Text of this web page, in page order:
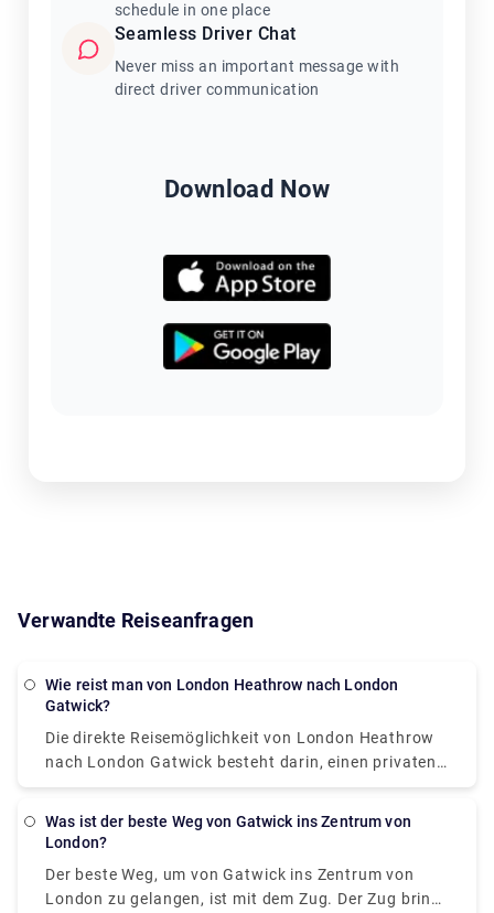
schedule in one place
Seamless Driver Chat
Never miss an important message with
direct driver communication
Download Now
Verwandte Reiseanfragen
Wie reist man von London Heathrow nach London
Gatwick?
Die direkte Reisemöglichkeit von London Heathrow
nach London Gatwick besteht darin, einen privaten
Transfer oder Transferservice zu nutzen. Es dauert
auf unserer Website Rydeu einen privaten
zu einem fairen Preis freischalten.
Was ist der beste Weg von Gatwick ins Zentrum von
London?
Der beste Weg, um von Gatwick ins Zentrum von
London zu gelangen, ist mit dem Zug. Der Zug bringt